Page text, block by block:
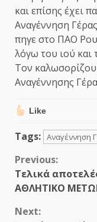
και επίσης έχει
Αναγέννηση
πηγε στο ΠΑΟ
λόγω του ιού και
Τον
Αναγέννησης
Like
Tags: Αναγέννηση
Continue
Reading
Previous:
Τελικά
ΑΘΛΗΤΙΚΟ
Next: